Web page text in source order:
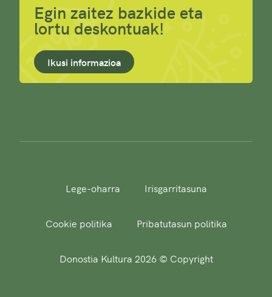
Egin zaitez bazkide eta
lortu deskontuak!
Ikusi informazioa
Lege-oharra Irisgarritasuna
Cookie politika Pribatutasun politika
Donostia Kultura 2026 © Copyright